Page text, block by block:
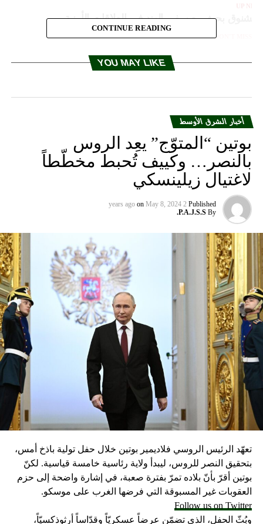
بحث مع سفير الهند في العلاقات الأمنية
DON'T MISS
CONTINUE READING
YOU MAY LIKE
أخبار الشرق الأوسط
بوتين “المتوّج” يعِد الروس
بالنصر… وكييف تُحبط مخطّطاً
لاغتيال زيلينسكي
Published
2 years ago
on May 8, 2024
By
P.A.J.S.S.
تعهّد الرئيس الروسي فلاديمير بوتين خلال حفل تولية باذخ أمس،
بتحقيق النصر للروس، ليبدأ ولاية رئاسية خامسة قياسية. لكنّ
بوتين أقرّ بأنّ بلاده تمرّ بفترة صعبة، في إشارة واضحة إلى حزم
العقوبات غير المسبوقة التي فرضها الغرب على موسكو.
Follow us on Twitter
وبُثّ الحفل، الذي تضمّن عرضاً عسكريّاً وقدّاساً أرثوذكسيّاً،